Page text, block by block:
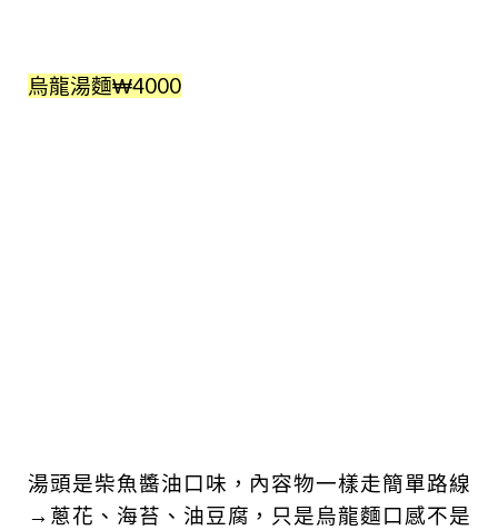
烏龍湯麵₩4000
湯頭是柴魚醬油口味，內容物一樣走簡單路線
→蔥花、海苔、油豆腐，只是烏龍麵口感不是